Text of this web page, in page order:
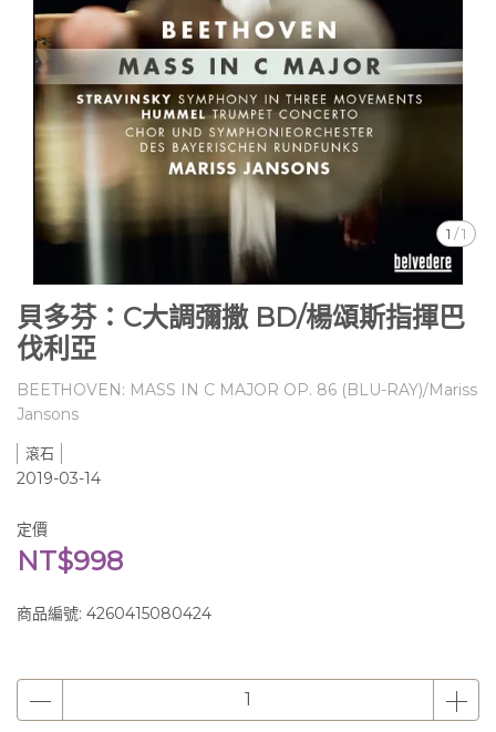
1 /1
貝多芬：C大調彌撒 BD/楊頌斯指揮巴
伐利亞
BEETHOVEN: MASS IN C MAJOR OP. 86 (BLU-RAY)/Mariss
Jansons
滾石
2019-03-14
定價
NT$998
商品編號: 4260415080424